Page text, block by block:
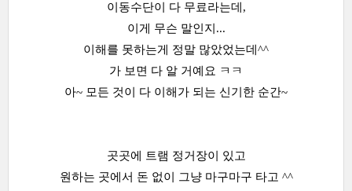
이동수단이 다 무료라는데,
이게 무슨 말인지...
이해를 못하는게 정말 많았었는데^^
가 보면 다 알 거예요 ㅋㅋ
아~ 모든 것이 다 이해가 되는 신기한 순간~
곳곳에 트램 정거장이 있고
원하는 곳에서 돈 없이 그냥 마구마구 타고 ^^